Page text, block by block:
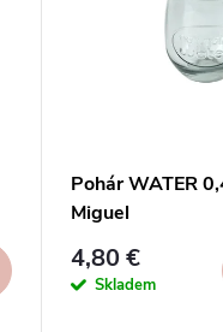
Pohár WATER
Miguel
4,80 €
Skladem